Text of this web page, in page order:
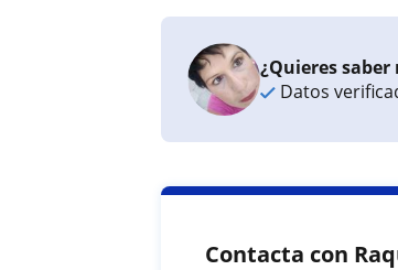
¿Quieres saber
Datos
Contacta con